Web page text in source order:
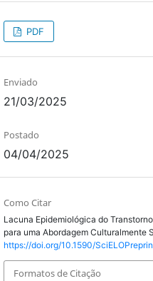
PDF
Enviado
21/03/2025
Postado
04/04/2025
Como Citar
Lacuna Epidemiológica do
para uma Abordagem Culturalmente
https://doi.org/10.1590/
Formatos de Citação